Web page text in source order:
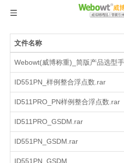
文件名称
Webowt(威博称重)_简版产品选型
ID551PN_样例整合浮点数.rar
ID511PRO_PN样例整合浮点数.rar
ID511PRO_GSDM.rar
ID551PN_GSDM.rar
ID551PN_GSDM